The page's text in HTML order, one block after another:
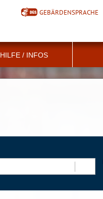
GEBÄRDENSPRACHE
HILFE / INFOS